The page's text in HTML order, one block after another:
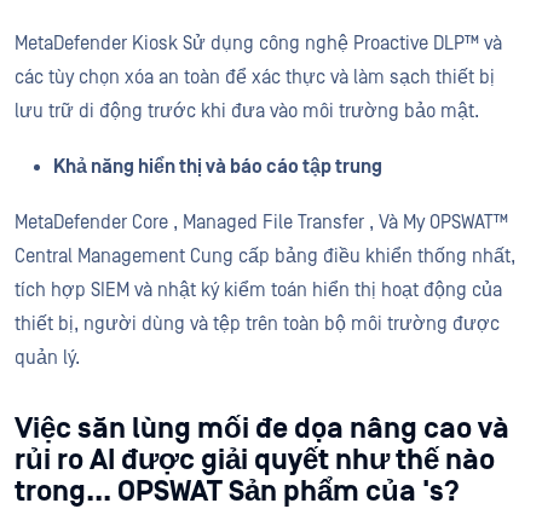
MetaDefender Kiosk Sử dụng công nghệ Proactive DLP™ và
các tùy chọn xóa an toàn để xác thực và làm sạch thiết bị
lưu trữ di động trước khi đưa vào môi trường bảo mật.
Khả năng hiển thị và báo cáo tập trung
MetaDefender Core , Managed File Transfer , Và My OPSWAT™
Central Management Cung cấp bảng điều khiển thống nhất,
tích hợp SIEM và nhật ký kiểm toán hiển thị hoạt động của
thiết bị, người dùng và tệp trên toàn bộ môi trường được
quản lý.
Việc săn lùng mối đe dọa nâng cao và
rủi ro AI được giải quyết như thế nào
trong... OPSWAT Sản phẩm của 's?